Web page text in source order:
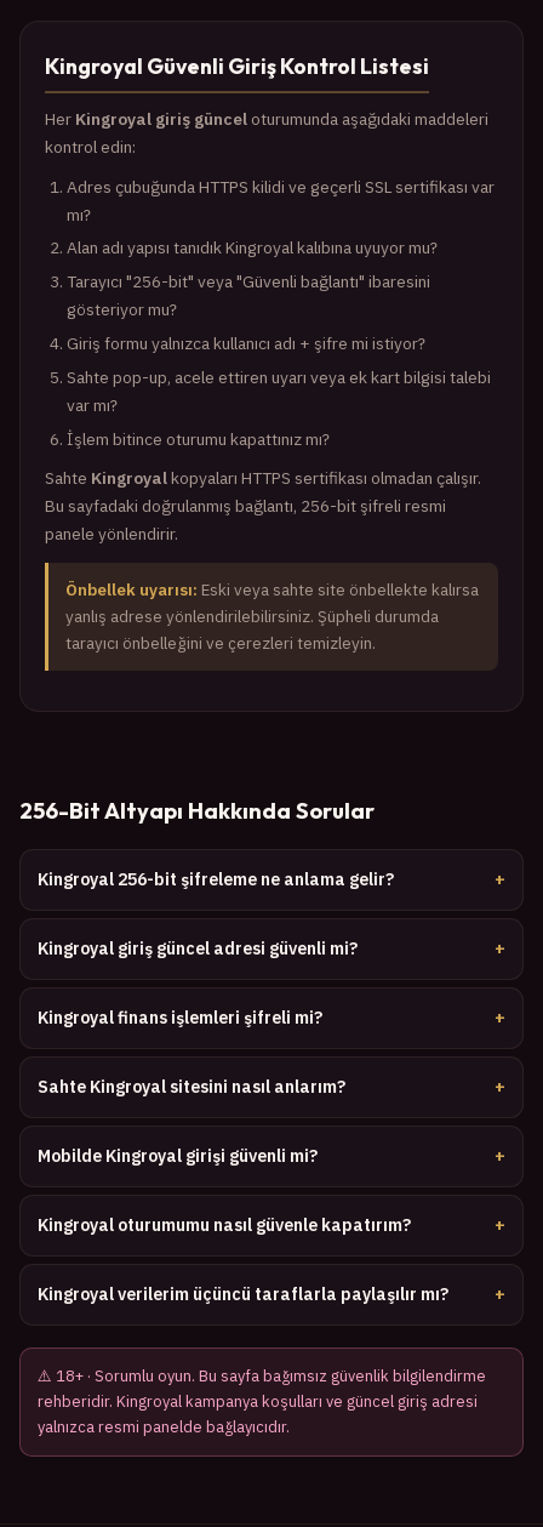
Kingroyal Güvenli Giriş Kontrol Listesi
Her Kingroyal giriş güncel oturumunda aşağıdaki maddeleri
kontrol edin:
Adres çubuğunda HTTPS kilidi ve geçerli SSL sertifikası var
mı?
Alan adı yapısı tanıdık Kingroyal kalıbına uyuyor mu?
Tarayıcı "256-bit" veya "Güvenli bağlantı" ibaresini
gösteriyor mu?
Giriş formu yalnızca kullanıcı adı + şifre mi istiyor?
Sahte pop-up, acele ettiren uyarı veya ek kart bilgisi talebi
var mı?
İşlem bitince oturumu kapattınız mı?
Sahte Kingroyalkopyaları HTTPS sertifikası olmadan çalışır.
Bu sayfadaki doğrulanmış bağlantı, 256-bit şifreli resmi
panele yönlendirir.
Önbellek uyarısı: Eski veya sahte site önbellekte kalırsa
yanlış adrese yönlendirilebilirsiniz. Şüpheli durumda
tarayıcı önbelleğini ve çerezleri temizleyin.
256-Bit Altyapı Hakkında Sorular
Kingroyal 256-bit şifreleme ne anlama gelir?
Kingroyal giriş güncel adresi güvenli mi?
Kingroyal finans işlemleri şifreli mi?
Sahte Kingroyal sitesini nasıl anlarım?
Mobilde Kingroyal girişi güvenli mi?
Kingroyal oturumumu nasıl güvenle kapatırım?
Kingroyal verilerim üçüncü taraflarla paylaşılır mı?
⚠️ 18+ · Sorumlu oyun. Bu sayfa bağımsız güvenlik bilgilendirme
rehberidir. Kingroyal kampanya koşulları ve güncel giriş adresi
yalnızca resmi panelde bağlayıcıdır.